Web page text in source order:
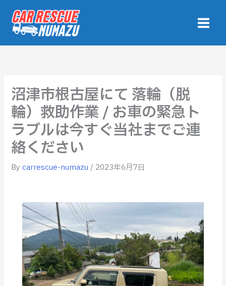
沼津市根古屋にて 落輪（脱
輪）救助作業 / お車の緊急ト
ラブルは今すぐ当社までご連
絡ください
Bycarrescue-numazu/ 2023年6月7日